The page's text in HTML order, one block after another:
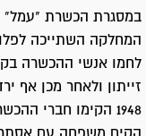
במסגרת הכשרת "עמל"
המחלקה השתייכה
לחמו אנשי ההכשרה
זייתון ולאחר מכן אף
1948 הקימו חברי